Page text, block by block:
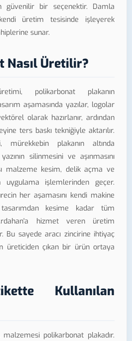
güvenilir bir seçenektir. Damla
üretim tesisinde işleyerek
sunar.
Nasıl Üretilir?
polikarbonat plakanın
aşamasında yazılar, logolar
olarak hazırlanır, ardından
ters baskı tekniğiyle aktarılır.
mürekkebin plakanın altında
silinmesini ve aşınmasını
malzeme kesim, delik açma ve
uygulama işlemlerinden geçer.
her aşamasını kendi makine
kesime kadar tüm
hizmet veren üretim
Bu sayede aracı zincirine ihtiyaç
üreticiden çıkan bir ürün ortaya
Kullanılan
polikarbonat plakadır.